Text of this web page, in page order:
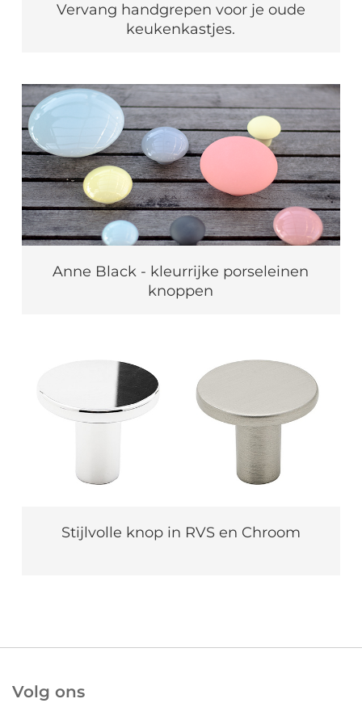
Vervang handgrepen voor je oude
keukenkastjes.
Anne Black - kleurrijke porseleinen
knoppen
Stijlvolle knop in RVS en Chroom
Volg ons